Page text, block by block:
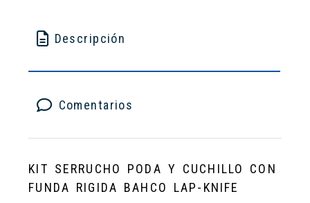
Descripción
Comentarios
KIT SERRUCHO PODA Y CUCHILLO CON
FUNDA RIGIDA BAHCO LAP-KNIFE